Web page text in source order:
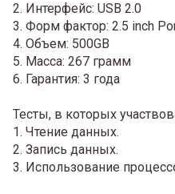
2. Интерфейс: USB 2.0
3. Форм фактор: 2.5 inch
4. Объем: 500GB
5. Масса: 267 грамм
6. Гарантия: 3 года
Тесты, в которых
1. Чтение данных.
2. Запись данных.
3. Использование